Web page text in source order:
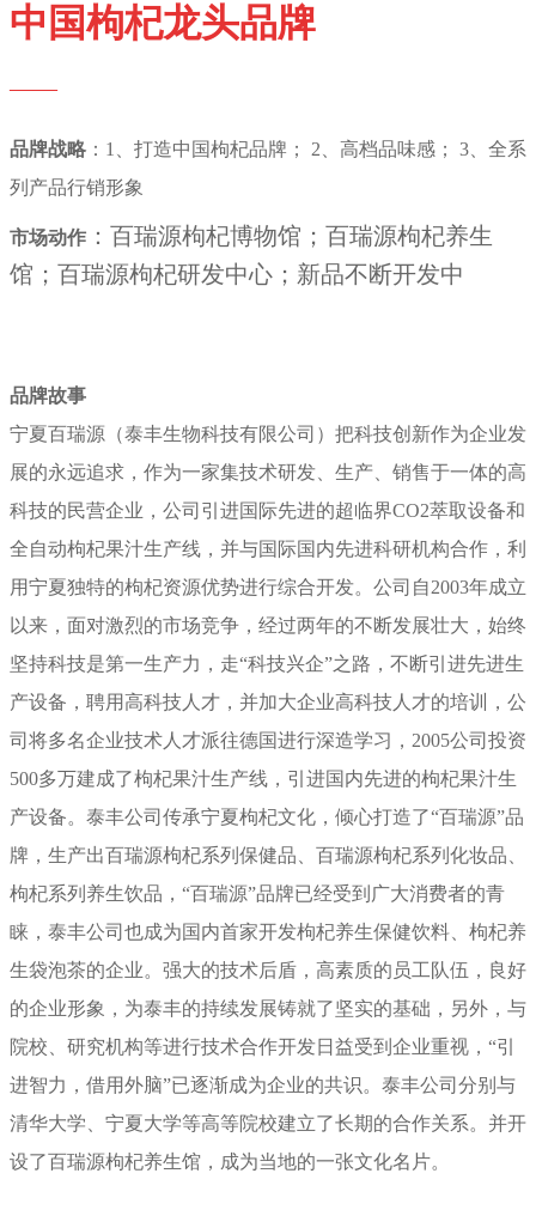
中国枸杞龙头品牌
——
品牌战略 ：1、打造中国枸杞品牌； 2、高档品味感； 3、全系
列产品行销形象
市场动作 ：百瑞源枸杞博物馆； 百瑞源枸杞养生
馆； 百瑞源枸杞研发中心 ；新品不断开发中
品牌故事
宁夏百瑞源（泰丰生物科技有限公司）把科技创新作为企业发
展的永远追求，作为一家集技术研发、生产、销售于一体的高
科技的民营企业，公司引进国际先进的超临界CO2萃取设备和
全自动枸杞果汁生产线，并与国际国内先进科研机构合作，利
用宁夏独特的枸杞资源优势进行综合开发。公司自2003年成立
以来，面对激烈的市场竞争，经过两年的不断发展壮大，始终
坚持科技是第一生产力，走“科技兴企”之路，不断引进先进生
产设备，聘用高科技人才，并加大企业高科技人才的培训，公
司将多名企业技术人才派往德国进行深造学习，2005公司投资
500多万建成了枸杞果汁生产线，引进国内先进的枸杞果汁生
产设备。泰丰公司传承宁夏枸杞文化，倾心打造了“百瑞源”品
牌，生产出百瑞源枸杞系列保健品、百瑞源枸杞系列化妆品、
枸杞系列养生饮品，“百瑞源”品牌已经受到广大消费者的青
睐，泰丰公司也成为国内首家开发枸杞养生保健饮料、枸杞养
生袋泡茶的企业。强大的技术后盾，高素质的员工队伍，良好
的企业形象，为泰丰的持续发展铸就了坚实的基础，另外，与
院校、研究机构等进行技术合作开发日益受到企业重视，“引
进智力，借用外脑”已逐渐成为企业的共识。泰丰公司分别与
清华大学、宁夏大学等高等院校建立了长期的合作关系。并开
设了百瑞源枸杞养生馆，成为当地的一张文化名片。